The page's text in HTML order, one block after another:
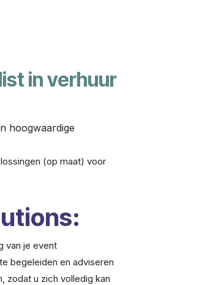
in verhuur
hoogwaardige
(op maat) voor
van je event
begeleiden en adviseren
zodat u zich volledig kan